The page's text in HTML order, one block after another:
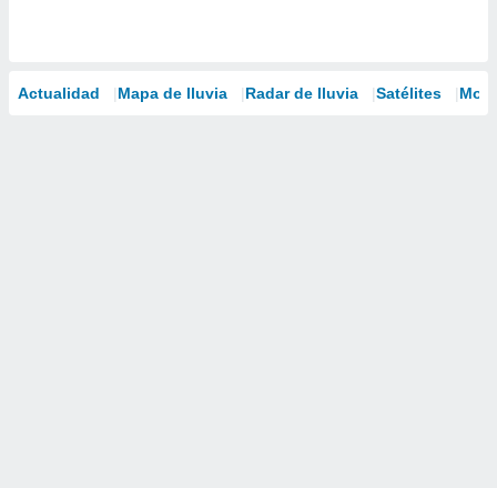
Actualidad Mapa de lluvia Radar de lluvia Satélites